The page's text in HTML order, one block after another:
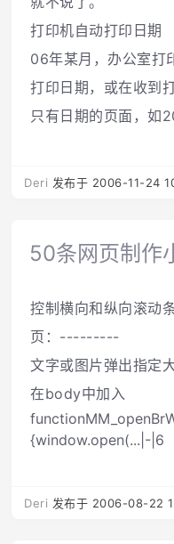
打印机自动打印日期
06年某月，办公室打
打印日期，或在收到
只有日期的页面，如
Deri 发布于 2006-11-24
50条网页制作
控制横向和纵向滚
页：---------
文字或图片弹出指定
在body中加入
{window.open(...|-|6
Deri 发布于 2006-08-22